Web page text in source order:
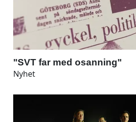
"SVT far med osanning"
Nyhet